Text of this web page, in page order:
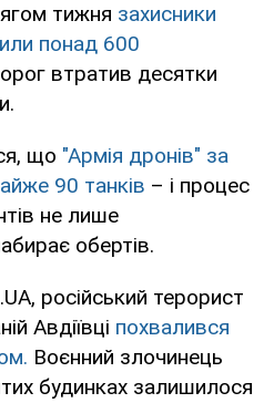
тижня захисники
понад 600
втратив десятки
що "Армія дронів" за
90 танків – і процес
не лише
обертів.
російський терорист
Авдіївці похвалився
Воєнний злочинець
будинках залишилося